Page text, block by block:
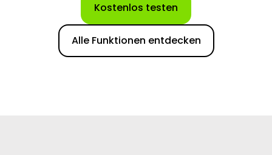
Kostenlos testen
Alle Funktionen entdecken